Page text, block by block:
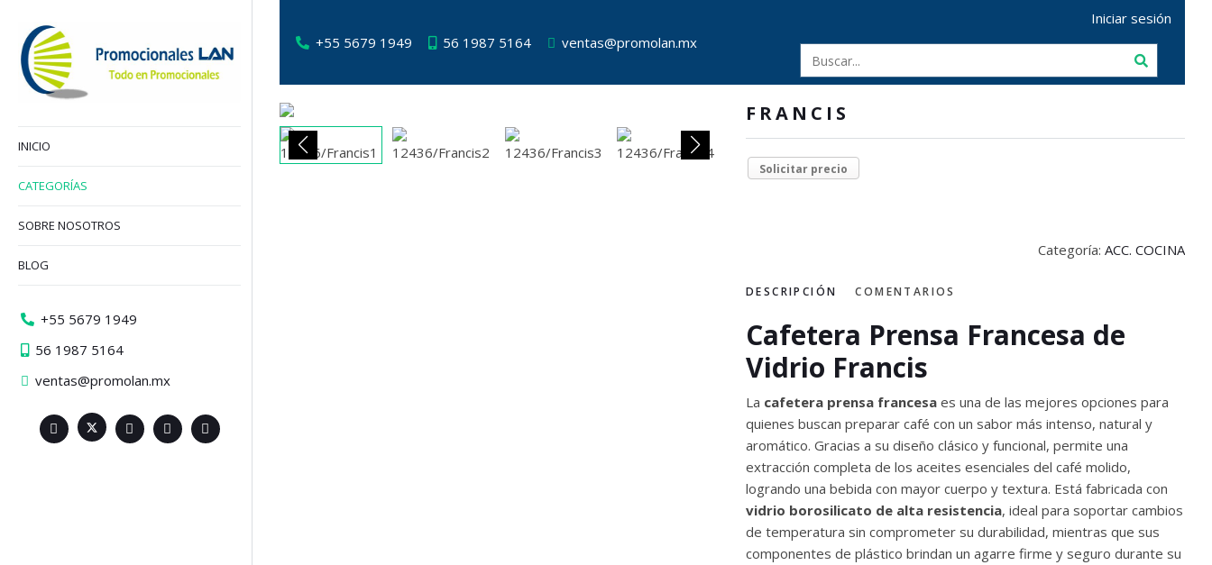
+55 5679 1949 56 1987 5164 ventas@promolan.mx
Iniciar sesión
FRANCIS
Solicitar precio
Categoría: ACC. COCINA
DESCRIPCIÓN COMENTARIOS
Cafetera Prensa Francesa de
Vidrio Francis
La cafetera prensa francesa es una de las mejores opciones para
quienes buscan preparar café con un sabor más intenso, natural y
aromático. Gracias a su diseño clásico y funcional, permite una
extracción completa de los aceites esenciales del café molido,
logrando una bebida con mayor cuerpo y textura. Está fabricada con
vidrio borosilicato de alta resistencia, ideal para soportar cambios
de temperatura sin comprometer su durabilidad, mientras que sus
componentes de plástico brindan un agarre firme y seguro durante su
INICIO
CATEGORÍAS
SOBRE NOSOTROS
BLOG
+55 5679 1949
56 1987 5164
ventas@promolan.mx